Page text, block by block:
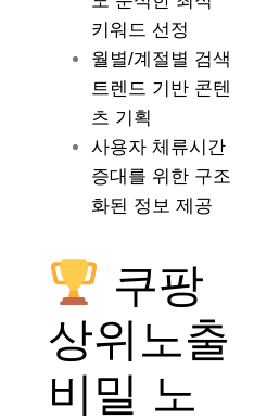
키워드 선정
월별/계절별 검색
트렌드 기반 콘텐
츠 기획
사용자 체류시간
증대를 위한 구조
화된 정보 제공
쿠팡
상위노출
비밀 노